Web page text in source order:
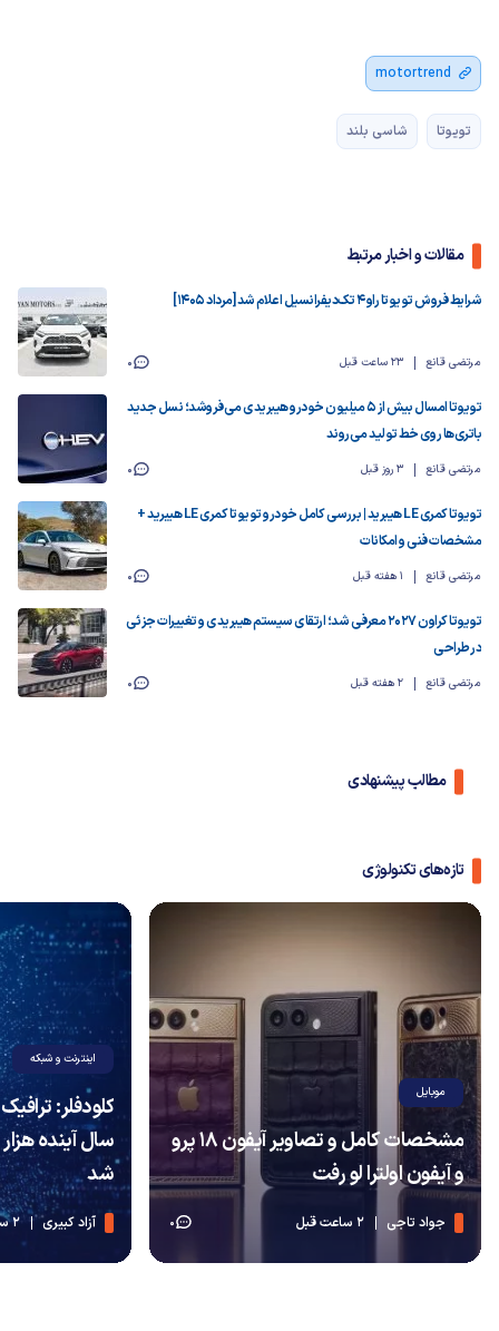
motortrend
تویوتا شاسی بلند
مقالات و اخبار مرتبط
شرایط فروش تویوتا راو ۴ تک‌دیفرانسیل اعلام شد [مرداد ۱۴۰۵]
مرتضی قانع 23 ساعت قبل 0
تویوتا امسال بیش از ۵ میلیون خودرو هیبریدی می‌فروشد؛ نسل جدید
باتری‌ها روی خط تولید می‌روند
مرتضی قانع 3 روز قبل 0
تویوتا کمری LE هیبرید | بررسی کامل خودرو تویوتا کمری LE هیبرید +
مشخصات فنی و امکانات
مرتضی قانع 1 هفته قبل 0
تویوتا کراون ۲۰۲۷ معرفی شد؛ ارتقای سیستم هیبریدی و تغییرات جزئی
در طراحی
مرتضی قانع 2 هفته قبل 0
مطالب پیشنهادی
تازه‌های تکنولوژی
موبایل
مشخصات کامل و تصاویر آیفون ۱۸ پرو
و آیفون اولترا لو رفت
جواد تاجی 2 ساعت قبل 0
اینترنت و شبکه
سال آینده
شد
آزاد کبیری 2 ساعت قبل